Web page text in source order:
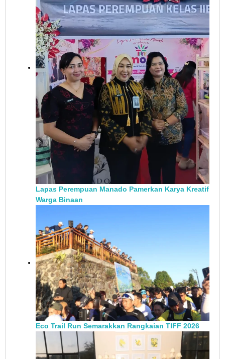
Lapas Perempuan Manado Pamerkan Karya Kreatif
Warga Binaan
Eco Trail Run Semarakkan Rangkaian TIFF 2026